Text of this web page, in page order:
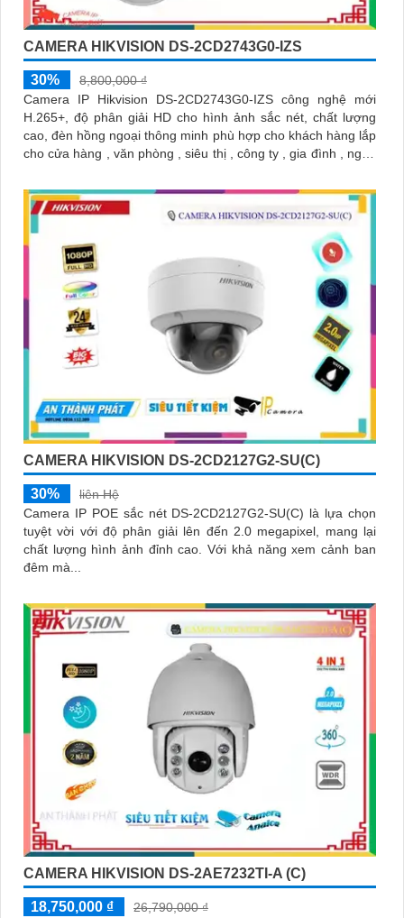
CAMERA HIKVISION DS-2CD2743G0-IZS
30%
8,800,000 ₫
Camera IP Hikvision DS-2CD2743G0-IZS công nghệ mới
H.265+, độ phân giải HD cho hình ảnh sắc nét, chất lượng
cao, đèn hồng ngoại thông minh phù hợp cho khách hàng lắp
cho cửa hàng , văn phòng , siêu thị , công ty , gia đình , ngân
CAMERA HIKVISION DS-2CD2127G2-SU(C)
30%
liên Hệ
Camera IP POE sắc nét DS-2CD2127G2-SU(C) là lựa chọn
tuyệt vời với độ phân giải lên đến 2.0 megapixel, mang lại
chất lượng hình ảnh đỉnh cao. Với khả năng xem cảnh ban
đêm mà...
CAMERA HIKVISION DS-2AE7232TI-A (C)
18,750,000 ₫
26,790,000 ₫